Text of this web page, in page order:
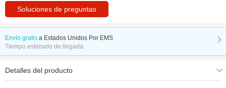
Soluciones de preguntas
Envío gratis a Estados Unidos Por EMS
Tiempo estimado de llegada:
Detalles del producto